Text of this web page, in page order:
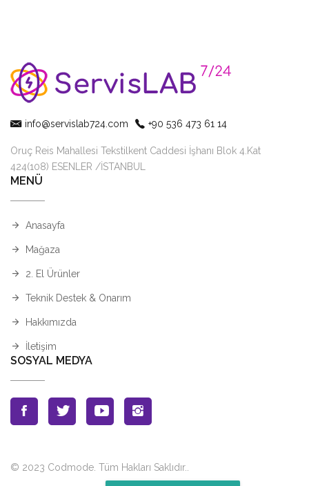
info@servislab724.com +90 536 473 61 14
Oruç Reis Mahallesi Tekstilkent Caddesi İşhanı Blok 4.Kat
424(108) ESENLER /İSTANBUL
MENÜ
Anasayfa
Mağaza
2. El Ürünler
Teknik Destek & Onarım
Hakkımızda
İletişim
SOSYAL MEDYA
© 2023 Codmode. Tüm Hakları Saklıdır.